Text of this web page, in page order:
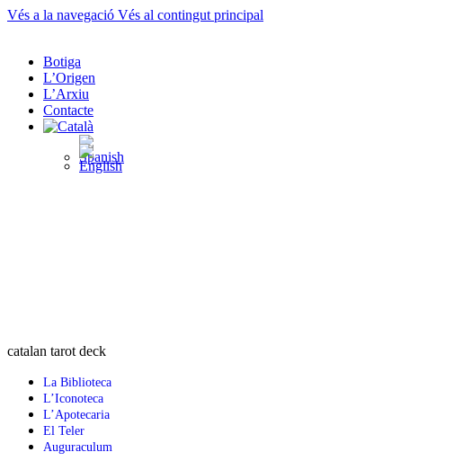
Vés a la navegació Vés al contingut principal
Botiga
L’Origen
L’Arxiu
Contacte
catalan tarot deck
La Biblioteca
L’Iconoteca
L’Apotecaria
El Teler
Auguraculum